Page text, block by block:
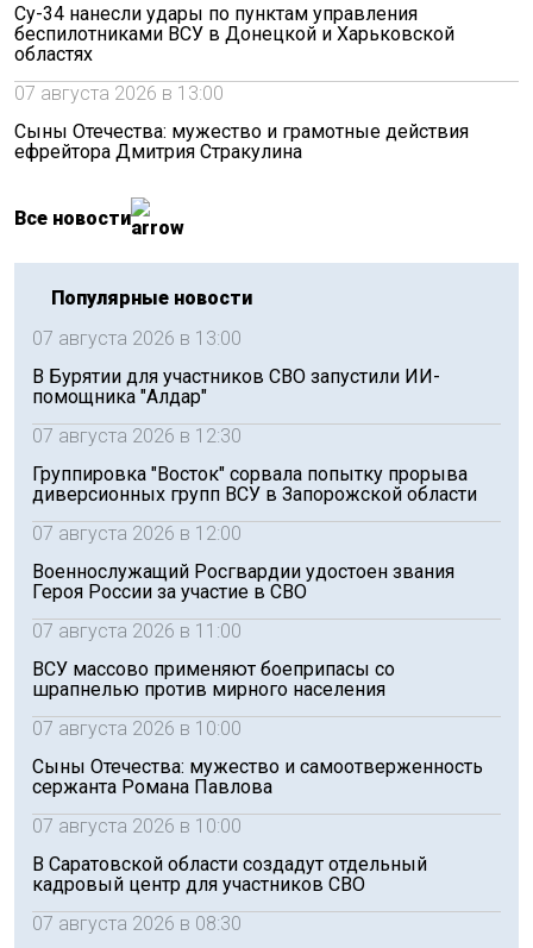
Су-34 нанесли удары по пунктам управления
беспилотниками ВСУ в Донецкой и Харьковской
областях
07 августа 2026 в 13:00
Сыны Отечества: мужество и грамотные действия
ефрейтора Дмитрия Стракулина
Все новости
Популярные новости
07 августа 2026 в 13:00
В Бурятии для участников СВО запустили ИИ-
помощника "Алдар"
07 августа 2026 в 12:30
Группировка "Восток" сорвала попытку прорыва
диверсионных групп ВСУ в Запорожской области
07 августа 2026 в 12:00
Военнослужащий Росгвардии удостоен звания
Героя России за участие в СВО
07 августа 2026 в 11:00
ВСУ массово применяют боеприпасы со
шрапнелью против мирного населения
07 августа 2026 в 10:00
Сыны Отечества: мужество и самоотверженность
сержанта Романа Павлова
07 августа 2026 в 10:00
В Саратовской области создадут отдельный
кадровый центр для участников СВО
07 августа 2026 в 08:30